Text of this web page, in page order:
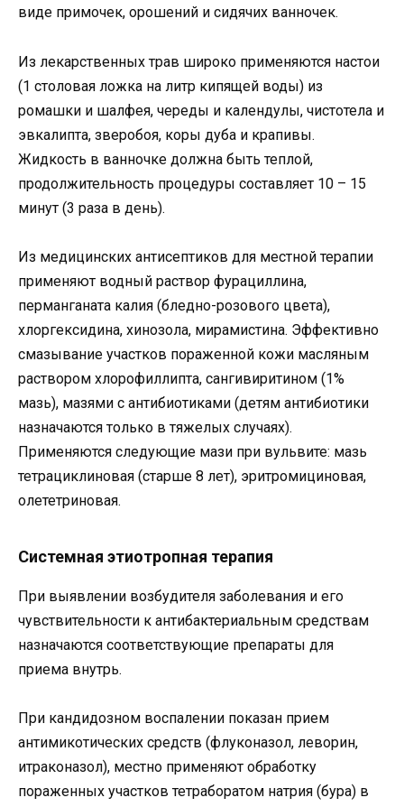
виде примочек, орошений и сидячих ванночек.
Из лекарственных трав широко применяются настои
(1 столовая ложка на литр кипящей воды) из
ромашки и шалфея, череды и календулы, чистотела и
эвкалипта, зверобоя, коры дуба и крапивы.
Жидкость в ванночке должна быть теплой,
продолжительность процедуры составляет 10 – 15
минут (3 раза в день).
Из медицинских антисептиков для местной терапии
применяют водный раствор фурациллина,
перманганата калия (бледно-розового цвета),
хлоргексидина, хинозола, мирамистина. Эффективно
смазывание участков пораженной кожи масляным
раствором хлорофиллипта, сангивиритином (1%
мазь), мазями с антибиотиками (детям антибиотики
назначаются только в тяжелых случаях).
Применяются следующие мази при вульвите: мазь
тетрациклиновая (старше 8 лет), эритромициновая,
олететриновая.
Системная этиотропная терапия
При выявлении возбудителя заболевания и его
чувствительности к антибактериальным средствам
назначаются соответствующие препараты для
приема внутрь.
При кандидозном воспалении показан прием
антимикотических средств (флуконазол, леворин,
итраконазол), местно применяют обработку
пораженных участков тетраборатом натрия (бура) в